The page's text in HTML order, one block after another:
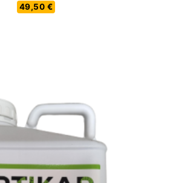
49,50 €